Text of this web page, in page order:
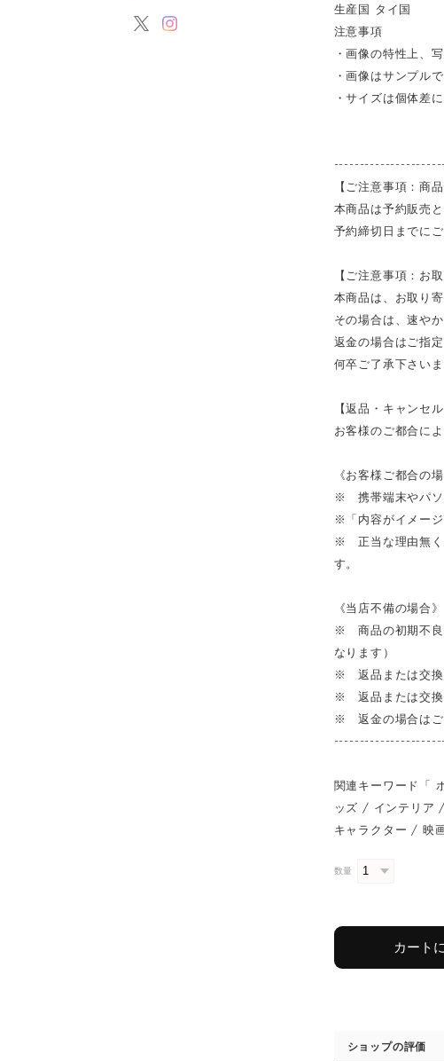
生産国 タイ国
注意事項
・画像の特性上、
・画像はサンプル
・サイズは個体差
【ご注意事項：商
本商品は予約販売と
予約締切日までに
【ご注意事項：お
本商品は、お取り
その場合は、速や
返金の場合はご指
何卒ご了承下さいま
【返品・キャンセ
お客様のご都合に
《お客様ご都合の場
※ 携帯端末やパソ
※「内容がイメー
※ 正当な理由無く
す。
《当店不備の場合》
※ 商品の初期不良
なります）
※ 返品または交換
※ 返品または交換
※ 返金の場合はご
関連キーワード「
ッズ / インテリ
キャラクター /
数量
カート
ショップの評価